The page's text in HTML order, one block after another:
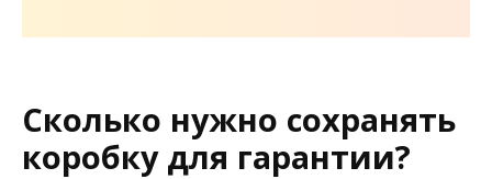
Сколько нужно сохранять
коробку для гарантии?